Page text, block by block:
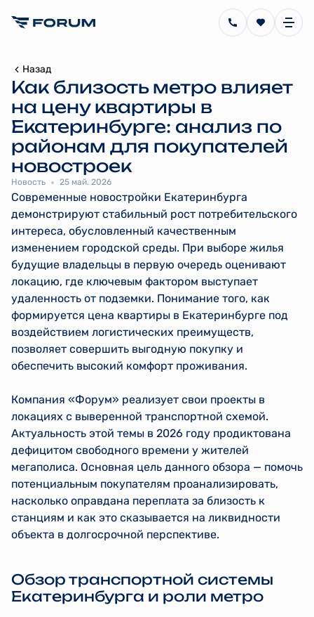
Назад
Как близость метро влияет
на цену квартиры в
Екатеринбурге: анализ по
районам для покупателей
новостроек
Новость 25 май. 2026
Современные новостройки Екатеринбурга
демонстрируют стабильный рост потребительского
интереса, обусловленный качественным
изменением городской среды. При выборе жилья
будущие владельцы в первую очередь оценивают
локацию, где ключевым фактором выступает
удаленность от подземки. Понимание того, как
формируется цена квартиры в Екатеринбурге под
воздействием логистических преимуществ,
позволяет совершить выгодную покупку и
обеспечить высокий комфорт проживания.
Компания «Форум» реализует свои проекты в
локациях с выверенной транспортной схемой.
Актуальность этой темы в 2026 году продиктована
дефицитом свободного времени у жителей
мегаполиса. Основная цель данного обзора — помочь
потенциальным покупателям проанализировать,
насколько оправдана переплата за близость к
станциям и как это сказывается на ликвидности
объекта в долгосрочной перспективе.
Обзор транспортной системы
Екатеринбурга и роли метро